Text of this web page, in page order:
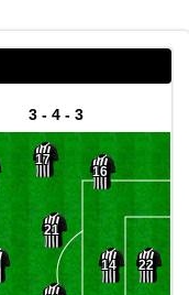
3 - 4 - 3
22
16
14
17
21